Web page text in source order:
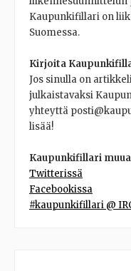
Kaupunkifillari on
Suomessa.
Kirjoita
Jos sinulla on
julkaistavaksi
yhteyttä
lisää!
Kaupunkifillari
Twitterissä
Facebookissa
#kaupunkifillari @